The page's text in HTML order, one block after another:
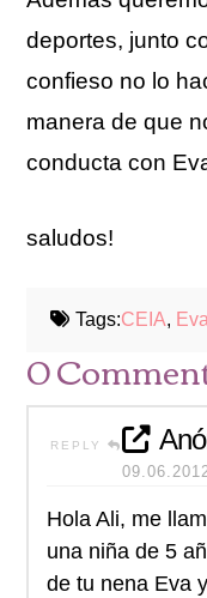
deportes, junto
confieso no lo
manera de que
conducta con
saludos!
Tags:CEIA,
0
REPLY
Hola Ali, me
una niña de 5
de tu nena Eva